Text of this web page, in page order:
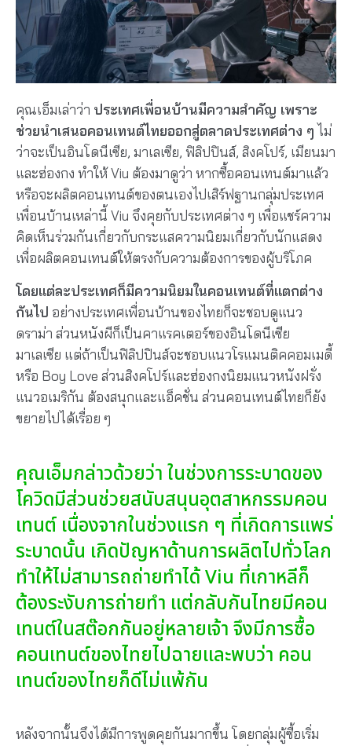
คุณเอ็มเล่าว่า ประเทศเพื่อนบ้านมีความสำคัญ เพราะ
ช่วยนำเสนอคอนเทนต์ไทยออกสู่ตลาดประเทศต่าง ๆ ไม่
ว่าจะเป็นอินโดนีเซีย, มาเลเซีย, ฟิลิปปินส์, สิงคโปร์, เมียนมา
และฮ่องกง ทำให้ Viu ต้องมาดูว่า หากซื้อคอนเทนต์มาแล้ว
หรือจะผลิตคอนเทนต์ของตนเองไปเสิร์ฟฐานกลุ่มประเทศ
เพื่อนบ้านเหล่านี้ Viu จึงคุยกับประเทศต่าง ๆ เพื่อแชร์ความ
คิดเห็นร่วมกันเกี่ยวกับกระแสความนิยมเกี่ยวกับนักแสดง
เพื่อผลิตคอนเทนต์ให้ตรงกับความต้องการของผู้บริโภค
โดยแต่ละประเทศก็มีความนิยมในคอนเทนต์ที่แตกต่าง
กันไป อย่างประเทศเพื่อนบ้านของไทยก็จะชอบดูแนว
ดราม่า ส่วนหนังผีก็เป็นคาแรคเตอร์ของอินโดนีเซีย
มาเลเซีย แต่ถ้าเป็นฟิลิปปินส์จะชอบแนวโรแมนติคคอมเมดี้
หรือ Boy Love ส่วนสิงคโปร์และฮ่องกงนิยมแนวหนังฝรั่ง
แนวอเมริกัน ต้องสนุกและแอ็คชั่น ส่วนคอนเทนต์ไทยก็ยัง
ขยายไปได้เรื่อย ๆ
คุณเอ็มกล่าวด้วยว่า ในช่วงการระบาดของ
โควิดมีส่วนช่วยสนับสนุนอุตสาหกรรมคอน
เทนต์ เนื่องจากในช่วงแรก ๆ ที่เกิดการแพร่
ระบาดนั้น เกิดปัญหาด้านการผลิตไปทั่วโลก
ทำให้ไม่สามารถถ่ายทำได้ Viu ที่เกาหลีก็
ต้องระงับการถ่ายทำ แต่กลับกันไทยมีคอน
เทนต์ในสต๊อกกันอยู่หลายเจ้า จึงมีการซื้อ
คอนเทนต์ของไทยไปฉายและพบว่า คอน
เทนต์ของไทยก็ดีไม่แพ้กัน
หลังจากนั้นจึงได้มีการพูดคุยกันมากขึ้น โดยกลุ่มผู้ซื้อเริ่ม